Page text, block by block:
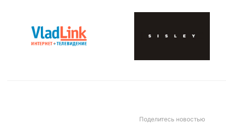
Поделитесь новостью